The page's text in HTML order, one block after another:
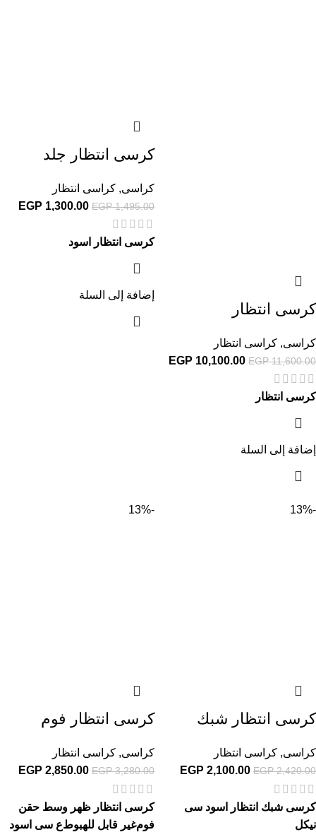
كرسى انتظار
كراسى, كراسى انتظار
EGP11,600.00
EGP 10,100.00
كرسى انتظار
إضافة إلى السلة
كرسى انتظار جلد
كراسى, كراسى انتظار
EGP1,495.00
EGP 1,300.00
كرسى انتظار اسود
إضافة إلى السلة
-13%
كرسى انتظار شبك
كراسى, كراسى انتظار
EGP2,420.00
EGP 2,100.00
كرسى شبك انتظار اسود سى
نيكل
-13%
كرسى انتظار فوم
كراسى, كراسى انتظار
EGP3,280.00
EGP 2,850.00
كرسى انتظار ظهر وسط حقن
فومغير قابل للهبوطع سى اسود